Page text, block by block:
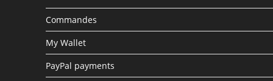
Commandes
My Wallet
PayPal payments